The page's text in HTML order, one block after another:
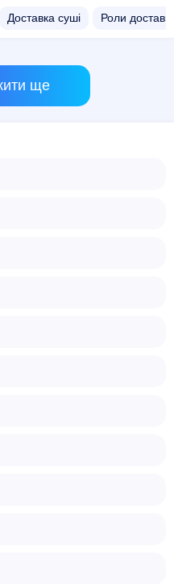
Доставка суші Роли
ще